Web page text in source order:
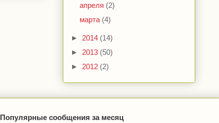
апреля (2)
марта (4)
► 2014 (14)
► 2013 (50)
► 2012 (2)
Популярные сообщения за месяц